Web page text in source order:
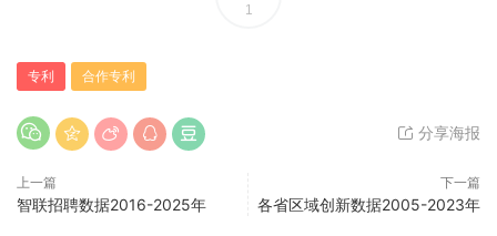
1
专利 合作专利
分享海报
上一篇
智联招聘数据2016-2025年
下一篇
各省区域创新数据2005-2023年